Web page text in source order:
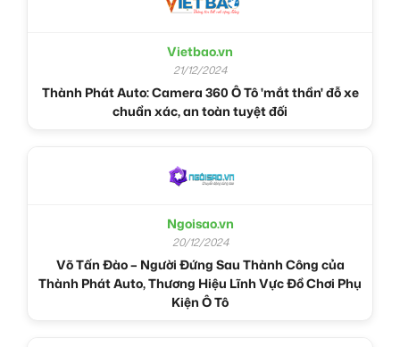
Vietbao.vn
21/12/2024
Thành Phát Auto: Camera 360 Ô Tô 'mắt thần' đỗ xe
chuẩn xác, an toàn tuyệt đối
Ngoisao.vn
20/12/2024
Võ Tấn Đào – Người Đứng Sau Thành Công của
Thành Phát Auto, Thương Hiệu Lĩnh Vực Đồ Chơi Phụ
Kiện Ô Tô